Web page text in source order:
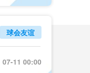
球会友谊
07-11 00:00